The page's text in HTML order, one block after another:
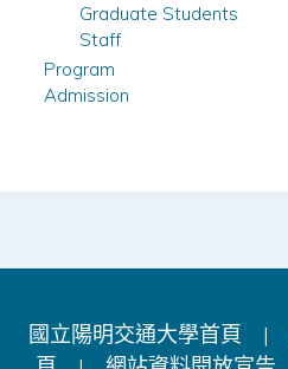
Graduate Students
Staff
Program
Admission
國立陽明交通大學首頁 |